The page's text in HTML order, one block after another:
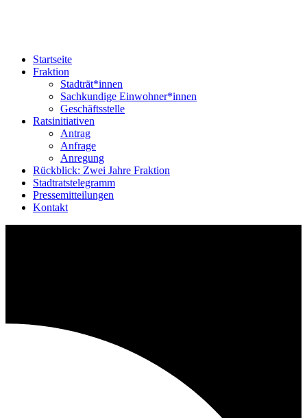
Startseite
Fraktion
Stadträt*innen
Sachkundige Einwohner*innen
Geschäftsstelle
Ratsinitiativen
Antrag
Anfrage
Anregung
Rückblick: Zwei Jahre Fraktion
Stadtratstelegramm
Pressemitteilungen
Kontakt